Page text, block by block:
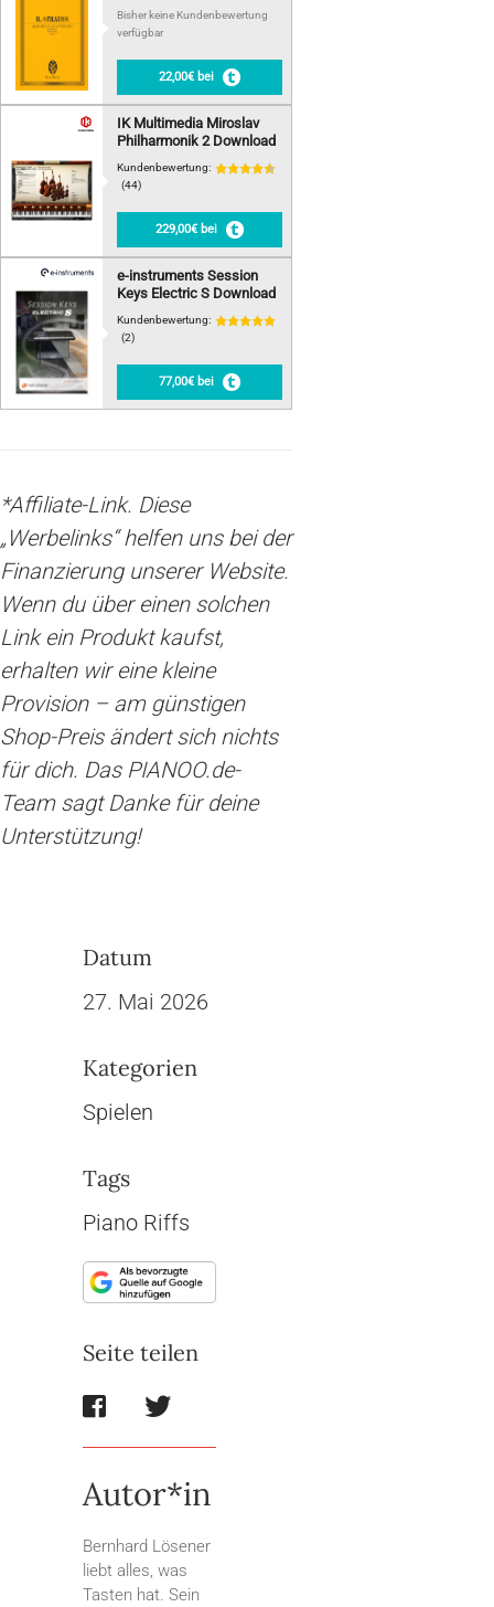
Bisher keine Kundenbewertung
verfügbar
22,00€ bei
IK Multimedia Miroslav
Philharmonik 2 Download
Kundenbewertung:
(44)
229,00€ bei
e-instruments Session
Keys Electric S Download
Kundenbewertung:
(2)
77,00€ bei
*Affiliate-Link. Diese
„Werbelinks“ helfen uns bei der
Finanzierung unserer Website.
Wenn du über einen solchen
Link ein Produkt kaufst,
erhalten wir eine kleine
Provision – am günstigen
Shop-Preis ändert sich nichts
für dich. Das PIANOO.de-
Team sagt Danke für deine
Unterstützung!
Datum
27. Mai 2026
Kategorien
Spielen
Tags
Piano Riffs
Seite teilen
Autor*in
Bernhard Lösener
liebt alles, was
Tasten hat. Sein